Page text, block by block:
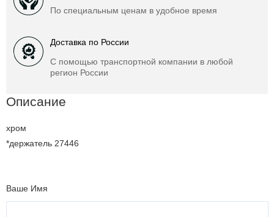
По специальным ценам в удобное время
Доставка по России
С помощью транспортной компании в любой
регион России
Описание
хром
*держатель 27446
Ваше Имя